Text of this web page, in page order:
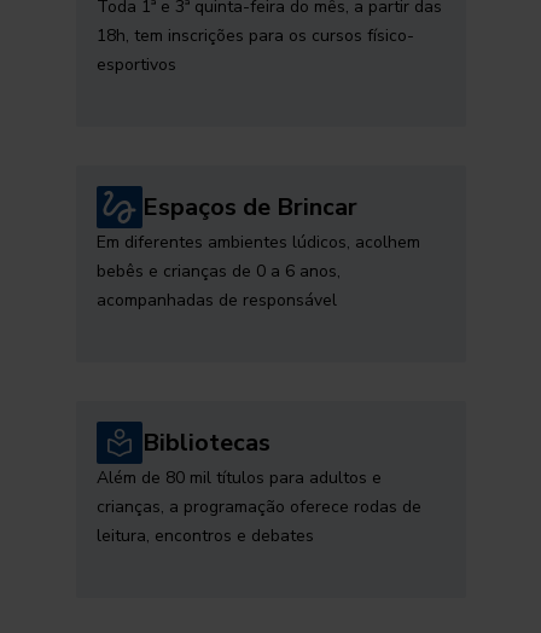
Toda 1ª e 3ª quinta-feira do mês, a partir das
18h, tem inscrições para os cursos físico-
esportivos
Espaços de Brincar
Em diferentes ambientes lúdicos, acolhem
bebês e crianças de 0 a 6 anos,
acompanhadas de responsável
Bibliotecas
Além de 80 mil títulos para adultos e
crianças, a programação oferece rodas de
leitura, encontros e debates